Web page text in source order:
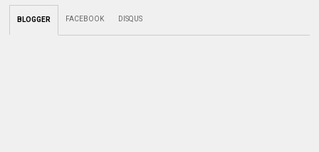
BLOGGER FACEBOOK DISQUS